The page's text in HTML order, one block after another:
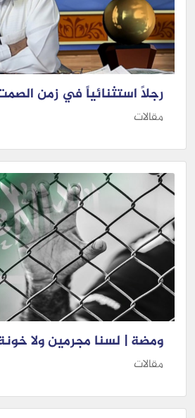
رجلاً استثنائياً في زمن
مقالات
ومضة | لسنا مجرمين ولا
مقالات